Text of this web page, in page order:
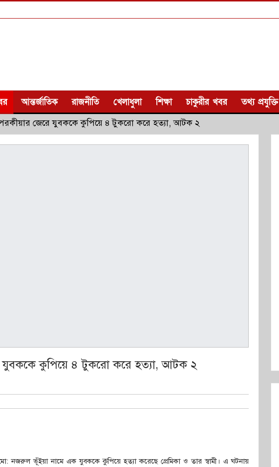
আন্তর্জাতিক রাজনীতি খেলাধুলা শিক্ষা চাকুরীর খবর তথ্য প্রযুক্তি
পরকীয়ার জেরে যুবককে কুপিয়ে ৪ টুকরো করে হত্যা, আটক ২
যুবককে কুপিয়ে ৪ টুকরো করে হত্যা, আটক ২
নজরুল ভূঁইয়া নামে এক যুবককে কুপিয়ে হত্যা করেছে প্রেমিকা ও তার স্বামী। এ ঘটনায়